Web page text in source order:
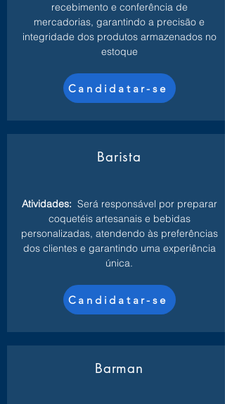
recebimento e conferência de
mercadorias, garantindo a precisão e
integridade dos produtos armazenados no
estoque
Candidatar-se
Barista
Atividades: Será responsável por preparar
coquetéis artesanais e bebidas
personalizadas, atendendo às preferências
dos clientes e garantindo uma experiência
única.
Candidatar-se
Barman